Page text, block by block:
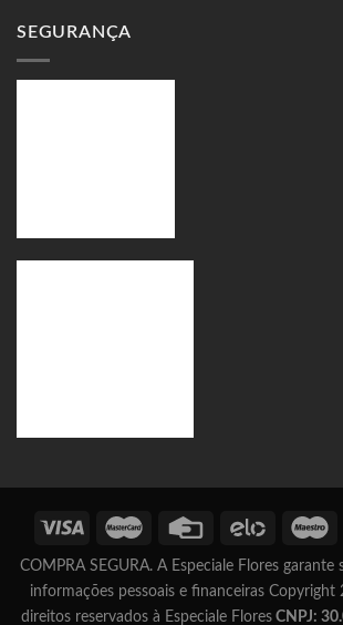
SEGURANÇA
COMPRA SEGURA. A Especiale Flores garante
informações pessoais e financeiras
direitos reservados à Especiale FloresCNPJ: